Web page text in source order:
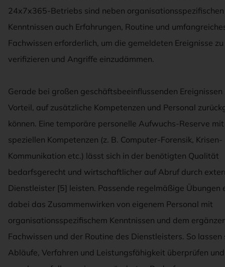
24x7x365-Betriebs sind neben organisationsspezifischen
Kenntnissen auch Erfahrungen, Routine und
Fachwissen erforderlich, um die gemeldeten Ereignisse zu
verifizieren und Angriffe einzudämmen.
Gerade bei großen geschäftsbeeinflussenden Ereignissen
Vorteil, auf zusätzliche Kompetenzen und Personal
können. Eine temporäre personelle Aufwuchs-Reserve mit
speziellen Kompetenzen (z. B. Computer-Forensik, Krisen-
Kommunikation etc.) lässt sich in der benötigten Qualität
bedarfsgerecht und wirtschaftlicher auf Abruf durch
Dienstleister [5] leisten. Passende regelmäßige Übungen
dabei das Zusammenwirken von eigenem Personal mit
organisationsspezifischem Kenntnissen und dem
Fachwissen und der Routine des Dienstleisters. So lassen
Abläufe, Verfahren und Leistungsfähigkeit überprüfen und